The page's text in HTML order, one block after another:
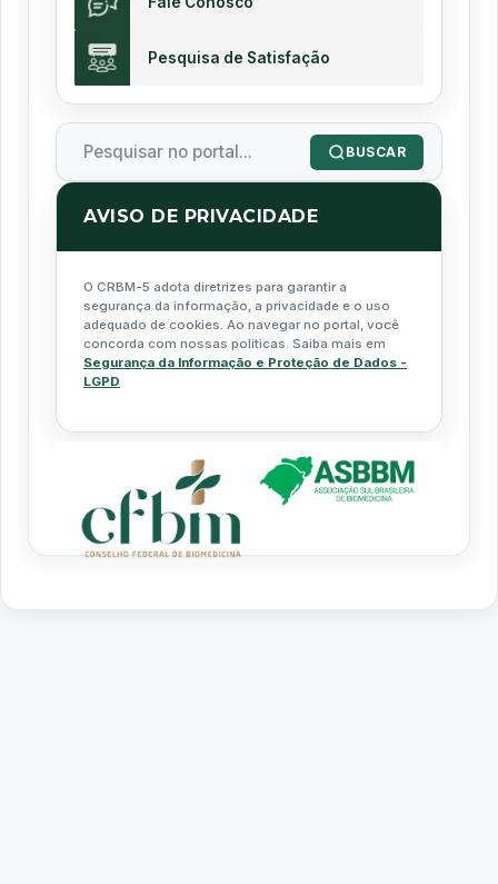
Pesquisa de Satisfação
BUSCAR
AVISO DE PRIVACIDADE
O CRBM-5 adota diretrizes para garantir a
segurança da informação, a privacidade e o uso
adequado de cookies. Ao navegar no portal, você
concorda com nossas políticas. Saiba mais em
Segurança da Informação e Proteção de Dados -
LGPD